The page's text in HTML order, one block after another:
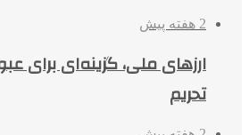
2 هفته پیش
ارزهای ملی، گزینه‌ای برای
تحریم